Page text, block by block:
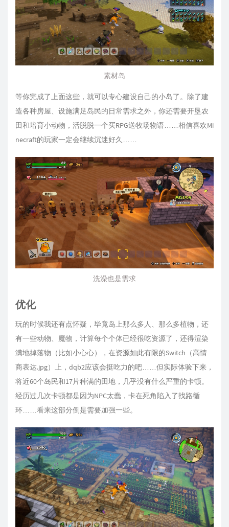
素材岛
等你完成了上面这些，就可以专心建设自己的小岛了。除了建
造各种房屋、设施满足岛民的日常需求之外，你还需要开垦农
田和培育小动物，活脱脱一个买RPG送牧场物语……相信喜欢Mi
necraft的玩家一定会继续沉迷好久……
洗澡也是需求
优化
玩的时候我还有点怀疑，毕竟岛上那么多人、那么多植物，还
有一些动物、魔物，计算每个个体已经很吃资源了，还得渲染
满地掉落物（比如小心心），在资源如此有限的Switch（高情
商表达.jpg）上，dqb2应该会挺吃力的吧……但实际体验下来，
将近60个岛民和17片种满的田地，几乎没有什么严重的卡顿。
经历过几次卡顿都是因为NPC太蠢，卡在死角陷入了找路循
环……看来这部分倒是需要加强一些。